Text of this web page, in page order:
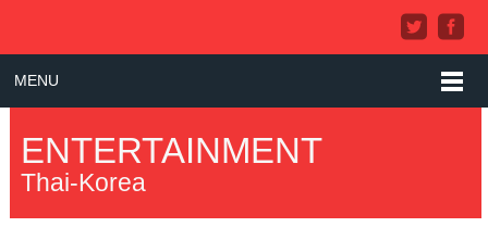
MENU
ENTERTAINMENT
Thai-Korea